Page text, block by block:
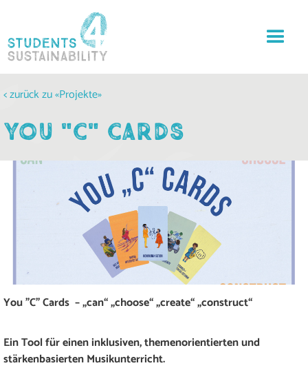
< zurück zu «Projekte»
YOU "C" CARDS
You "C" Cards – „can“ „choose“ „create“ „construct“
Ein Tool für einen inklusiven, themenorientierten und
stärkenbasierten Musikunterricht.